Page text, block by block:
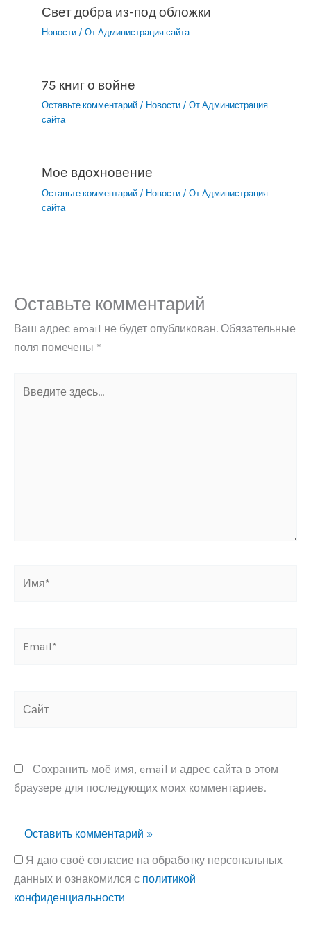
Свет добра из-под обложки
Новости / От Администрация сайта
75 книг о войне
Оставьте комментарий / Новости / От Администрация
сайта
Мое вдохновение
Оставьте комментарий / Новости / От Администрация
сайта
Оставьте комментарий
Ваш адрес email не будет опубликован. Обязательные
поля помечены *
здесь...
Сохранить моё имя, email и адрес сайта в этом
браузере для последующих моих комментариев.
Я даю своё согласие на обработку персональных
данных и ознакомился с политикой
конфиденциальности